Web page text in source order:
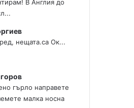
В Англия до
нещата.са Ок...
гърло направете
малка носна